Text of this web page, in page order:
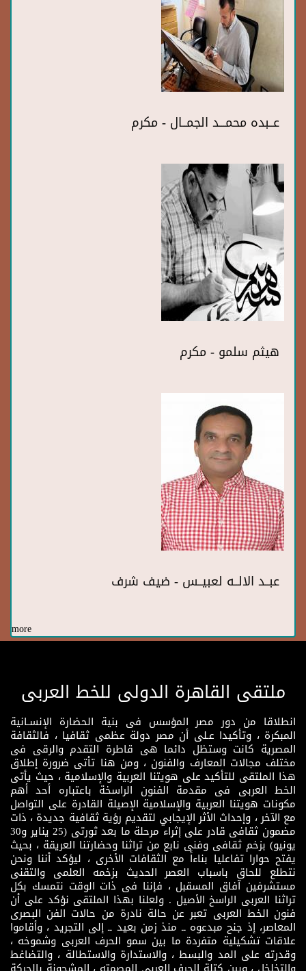
عــبده محمـــد الجمــال - مكرم
هيثم سلمو - مكرم
عبــد الالــه لعبيــس - ضيف شرف
more
ملتقى القاهرة الدولى للخط العربى
انطلاقا من دور مصر المؤسس فى بنية الحضارة الإنسـانية
المبكرة ، وتأكيدا عـلى أن مصر دولة عظمى ثقافيا ، فالثقافة
المصرية كانت وستظل دائما هى قاطرة التقدم والرقى فى
مختلف مجالات المعارف والفنون ، ومن هنا تأتى ضرورة إطلاق
هذا الملتقى للتأكيد على هويتنا العربية والإسلامية ، حيث يأتى
الخط العربى فى مقدمة الفنون الراسخة باعتباره أحد أهم
مكونات هويتنا العربية والإسلامية الإصيلة القادرة على التواصل
مع الآخر ، وإحداث الأثر الإيجابي لتقديم رؤية ثقافية جديدة ، ذات
مضمون ثقافى قادر على إثراء مرحلة ما بعد ثورتى (25 يناير و30
يونيو) بزخم ثقافى وفنى نابع من تراثنا وحضارتنا العريقة ، بحيث
يفتح حوارا تفاعليا بناءاً مع الثقافات الأخرى ، ليؤكد أننا ونحن
نتطلع للحاق باسباب العصر الحديث بزخمه العلمى والتقنى
مستشرفين آفاق المسقبل ، فإننا فى ذات الوقت نتمسك بكل
تراثنا العربى الراسخ الأصيل . ولعلنا بهذا الملتقى نؤكد على أن
فنون الخط العربى تعبر عن حالة نادرة من حالات الفن البصرى
المعاصر، إذ جنح مبدعوه ــ منذ زمن بعيد ــ إلى التجريد ، وأقاموا
علاقات تشكيلية متفردة ما بين سمو الحرف العربى وشموخه ،
وقدرته على المد والبسط ، والاستدارة والاستطالة ، والتضاغط